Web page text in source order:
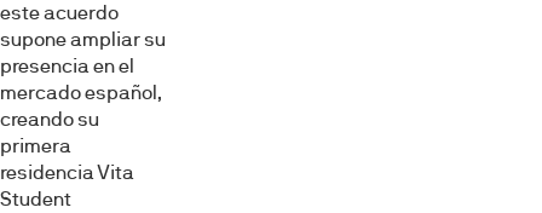
este acuerdo
supone ampliar su
presencia en el
mercado español,
creando su
primera
residencia Vita
Student